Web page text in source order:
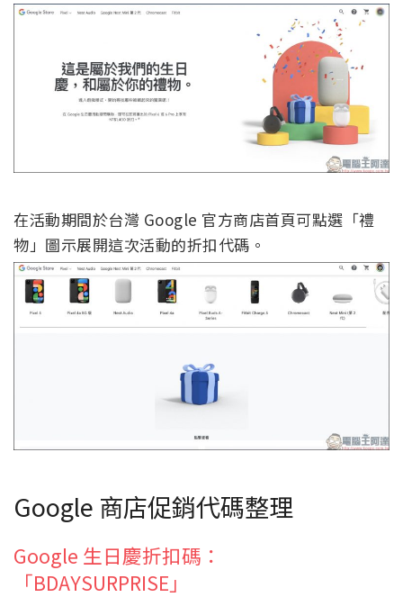
在活動期間於台灣 Google 官方商店首頁可點選「禮
物」圖示展開這次活動的折扣代碼。
Google 商店促銷代碼整理
Google 生日慶折扣碼：
「BDAYSURPRISE」